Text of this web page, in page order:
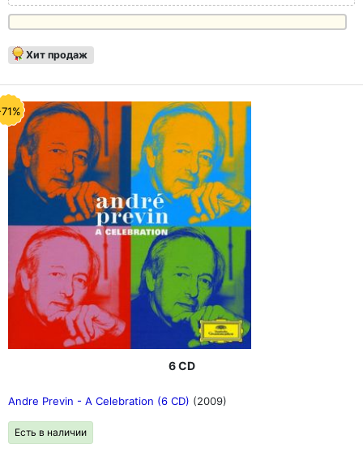
Хит продаж
6 CD
Andre Previn - A Celebration (6 CD) (2009)
Есть в наличии